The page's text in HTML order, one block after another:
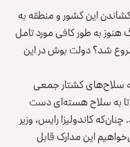
این کشور و منطقه به
هنوز به طور کافی مورد تامل
شد؟ دولت بوش در این
سلاح‌های کشتار جمعی
تا به سلاح‌ هسته‌ای دست
کاندولیزا رایس، وزیر
این مدارک قابل